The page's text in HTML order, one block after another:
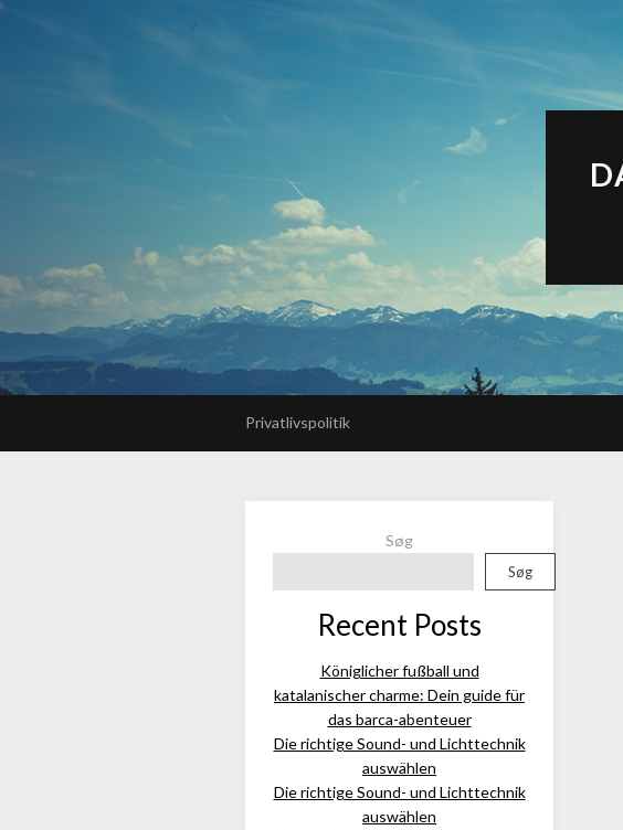
Privatlivspolitik
Søg
Søg
Recent Posts
Königlicher fußball und
katalanischer charme: Dein guide für
das barca-abenteuer
Die richtige Sound- und Lichttechnik
auswählen
Die richtige Sound- und Lichttechnik
auswählen